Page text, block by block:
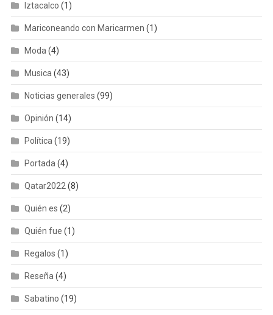
Iztacalco (1)
Mariconeando con Maricarmen (1)
Moda(4)
Musica(43)
Noticias generales (99)
Opinión (14)
Política(19)
Portada(4)
Qatar2022(8)
Quién es (2)
Quién fue (1)
Regalos (1)
Reseña(4)
Sabatino (19)